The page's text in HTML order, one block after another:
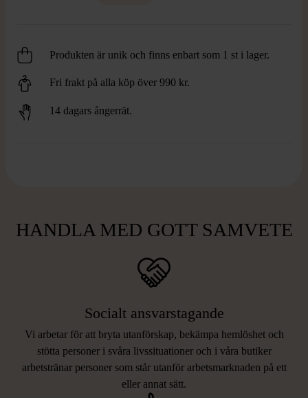
Produkten är unik och finns enbart som 1 st i lager.
Fri frakt på alla köp över 990 kr.
14 dagars ångerrät.
HANDLA MED GOTT SAMVETE
Socialt ansvarstagande
Vi arbetar för att bryta utanförskap, bekämpa hemlöshet och
stötta personer i svåra livssituationer och i våra butiker
arbetstränar personer som står utanför arbetsmarknaden på ett
eller annat sätt.